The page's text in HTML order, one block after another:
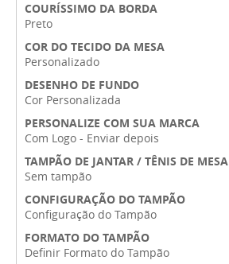
COURÍSSIMO DA BORDA
Preto
COR DO TECIDO DA MESA
Personalizado
DESENHO DE FUNDO
Cor Personalizada
PERSONALIZE COM SUA MARCA
Com Logo - Enviar depois
TAMPÃO DE JANTAR / TÊNIS DE MESA
Sem tampão
CONFIGURAÇÃO DO TAMPÃO
Configuração do Tampão
FORMATO DO TAMPÃO
Definir Formato do Tampão